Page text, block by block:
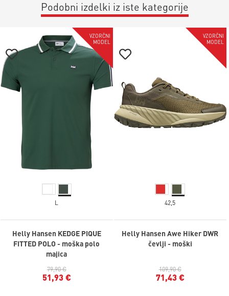
Podobni izdelki iz iste kategorije
-35%
VZORČNI
MODEL
L
Helly Hansen KEDGE PIQUE
FITTED POLO - moška polo
majica
79,90 €
51,93 €
-35%
VZORČNI
MODEL
42,5
Helly Hansen Awe Hiker DWR
čevlji - moški
109,90 €
71,43 €